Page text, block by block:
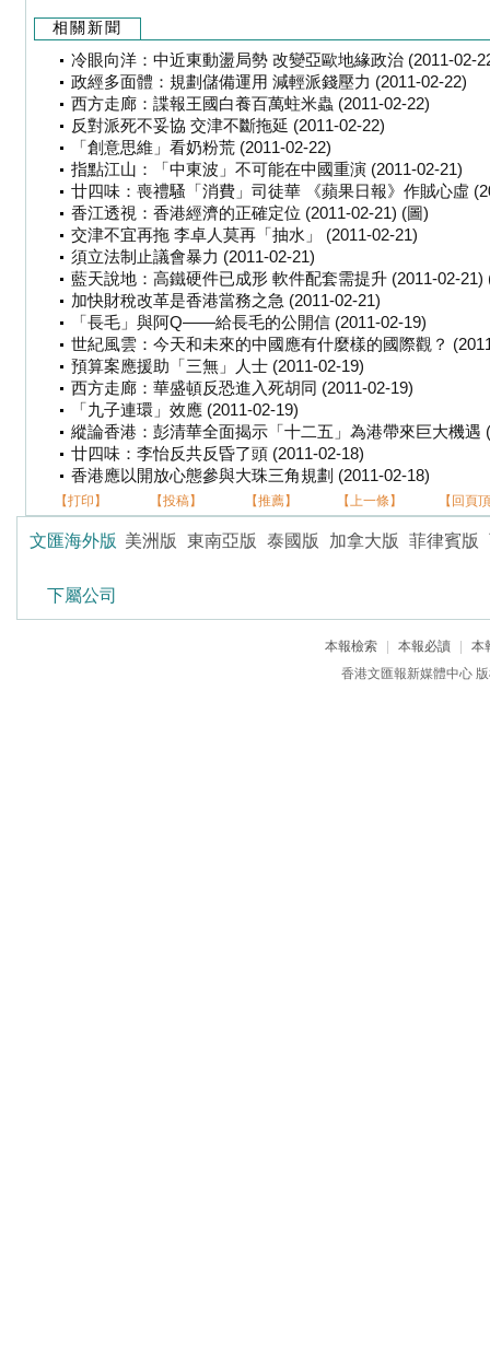
相關新聞
冷眼向洋：中近東動盪局勢 改變亞歐地緣政治 (2011-02-
政經多面體：規劃儲備運用 減輕派錢壓力 (2011-02-22)
西方走廊：諜報王國白養百萬蛀米蟲 (2011-02-22)
反對派死不妥協 交津不斷拖延 (2011-02-22)
「創意思維」看奶粉荒 (2011-02-22)
指點江山：「中東波」不可能在中國重演 (2011-02-21)
廿四味：喪禮騷「消費」司徒華 《蘋果日報》作賊心虛
香江透視：香港經濟的正確定位 (2011-02-21) (圖)
交津不宜再拖 李卓人莫再「抽水」 (2011-02-21)
須立法制止議會暴力 (2011-02-21)
藍天說地：高鐵硬件已成形 軟件配套需提升 (2011-02-21)
加快財稅改革是香港當務之急 (2011-02-21)
「長毛」與阿Q——給長毛的公開信 (2011-02-19)
世紀風雲：今天和未來的中國應有什麼樣的國際觀？
預算案應援助「三無」人士 (2011-02-19)
西方走廊：華盛頓反恐進入死胡同 (2011-02-19)
「九子連環」效應 (2011-02-19)
縱論香港：彭清華全面揭示「十二五」為港帶來巨大機遇
廿四味：李怡反共反昏了頭 (2011-02-18)
香港應以開放心態參與大珠三角規劃 (2011-02-18)
【打印】 【投稿】 【推薦】 【上一條】 【回頁
文匯海外版 美洲版 東南亞版 泰國版 加拿大版 菲律賓版
下屬公司
本報檢索 本報必讀
本
香港文匯報新媒體中心